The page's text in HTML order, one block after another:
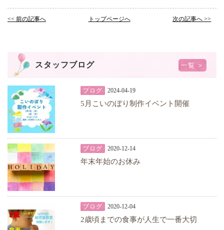
<< 前の記事へ トップページへ 次の記事へ >>
スタッフブログ 一覧 ＞
ブログ 2024-04-19
5月こいのぼり制作イベント開催
ブログ 2020-12-14
年末年始のお休み
ブログ 2020-12-04
2歳頃までの食事が人生で一番大切